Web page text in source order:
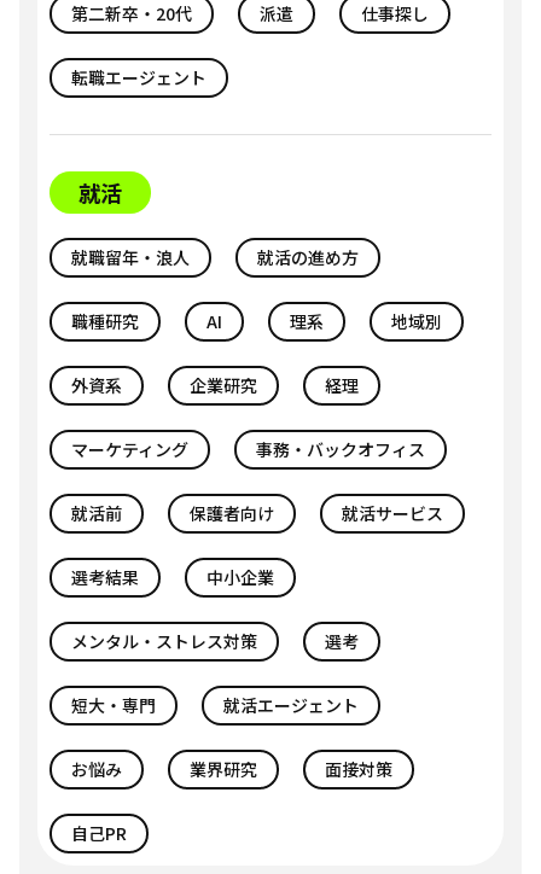
第二新卒・20代 派遣 仕事探し
転職エージェント
就活
就職留年・浪人 就活の進め方
職種研究 AI 理系 地域別
外資系 企業研究 経理
マーケティング 事務・バックオフィス
就活前 保護者向け 就活サービス
選考結果 中小企業
メンタル・ストレス対策 選考
短大・専門 就活エージェント
お悩み 業界研究 面接対策
自己PR